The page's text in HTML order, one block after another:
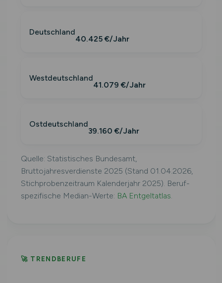
Deutschland
40.425 €/Jahr
Westdeutschland
41.079 €/Jahr
Ostdeutschland
39.160 €/Jahr
Quelle: Statistisches Bundesamt,
Bruttojahresverdienste 2025 (Stand 01.04.2026,
Stichprobenzeitraum Kalenderjahr 2025). Beruf-
spezifische Median-Werte: BA Entgeltatlas.
🚀 TRENDBERUFE